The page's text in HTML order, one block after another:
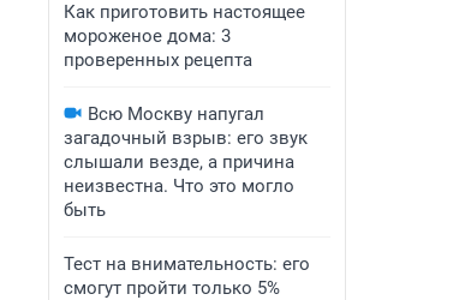
Как приготовить настоящее
мороженое дома: 3
проверенных рецепта
Всю Москву напугал
загадочный взрыв: его звук
слышали везде, а причина
неизвестна. Что это могло
быть
Тест на внимательность: его
смогут пройти только 5%